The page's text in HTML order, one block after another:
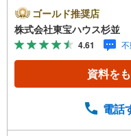
「未来カレンダー
自宅リフォームを
ブ」。・ 不動産
CG加工ホームス
理士による確定
◆ご予約に際し
（居住中物件）
ゴールド推奨店
株式会社東宝ハウス杉並
4.61
資料を
電話